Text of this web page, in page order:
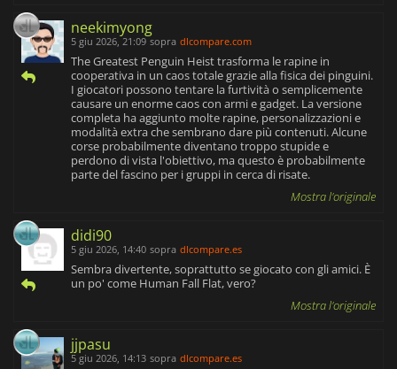
neekimyong
5 giu 2026, 21:09 sopra dlcompare.com
The Greatest Penguin Heist trasforma le rapine in
cooperativa in un caos totale grazie alla fisica dei pinguini.
I giocatori possono tentare la furtività o semplicemente
causare un enorme caos con armi e gadget. La versione
completa ha aggiunto molte rapine, personalizzazioni e
modalità extra che sembrano dare più contenuti. Alcune
corse probabilmente diventano troppo stupide e
perdono di vista l'obiettivo, ma questo è probabilmente
parte del fascino per i gruppi in cerca di risate.
Mostra l'originale
didi90
5 giu 2026, 14:40 sopra dlcompare.es
Sembra divertente, soprattutto se giocato con gli amici. È
un po' come Human Fall Flat, vero?
Mostra l'originale
jjpasu
5 giu 2026, 14:13 sopra dlcompare.es